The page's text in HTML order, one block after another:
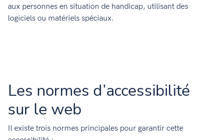
aux personnes en situation de handicap, utilisant des
logiciels ou matériels spéciaux.
Les normes d’accessibilité
sur le web
Il existe trois normes principales pour garantir cette